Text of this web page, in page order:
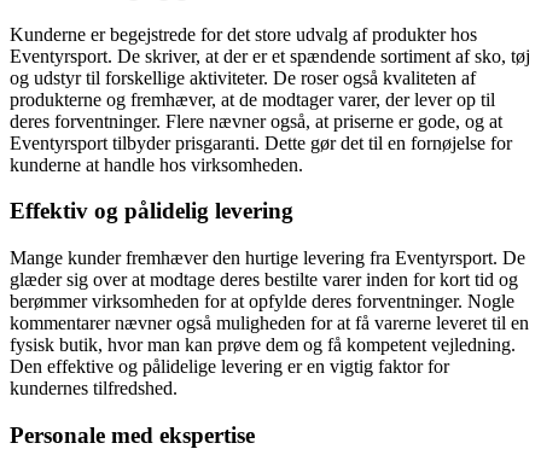
Kunderne er begejstrede for det store udvalg af produkter hos
Eventyrsport. De skriver, at der er et spændende sortiment af sko, tøj
og udstyr til forskellige aktiviteter. De roser også kvaliteten af
produkterne og fremhæver, at de modtager varer, der lever op til
deres forventninger. Flere nævner også, at priserne er gode, og at
Eventyrsport tilbyder prisgaranti. Dette gør det til en fornøjelse for
kunderne at handle hos virksomheden.
Effektiv og pålidelig levering
Mange kunder fremhæver den hurtige levering fra Eventyrsport. De
glæder sig over at modtage deres bestilte varer inden for kort tid og
berømmer virksomheden for at opfylde deres forventninger. Nogle
kommentarer nævner også muligheden for at få varerne leveret til en
fysisk butik, hvor man kan prøve dem og få kompetent vejledning.
Den effektive og pålidelige levering er en vigtig faktor for
kundernes tilfredshed.
Personale med ekspertise